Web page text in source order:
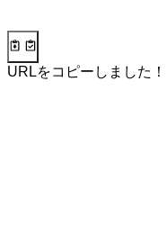
URLをコピーしました！